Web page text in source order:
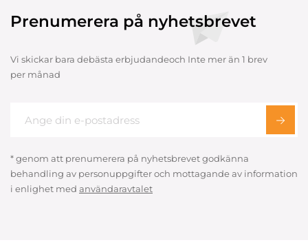
Prenumerera på nyhetsbrevet
Vi skickar bara debästa erbjudandeoch Inte mer än 1 brev
per månad
* genom att prenumerera på nyhetsbrevet godkänna
behandling av personuppgifter och mottagande av information
i enlighet med användaravtalet